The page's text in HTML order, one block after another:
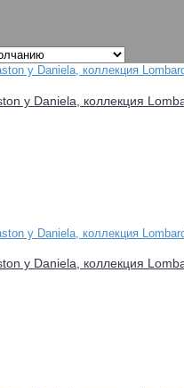
y Daniela, коллекция
y Daniela, коллекция